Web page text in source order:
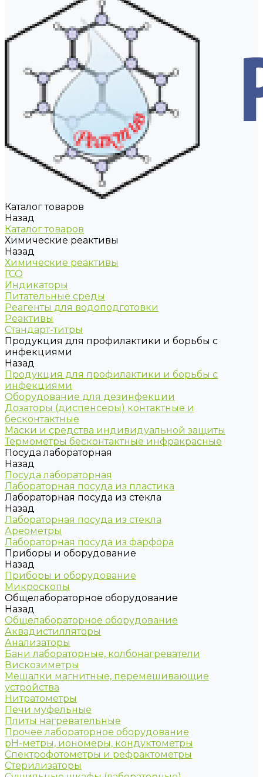
Каталог товаров
Назад
Каталог товаров
Химические реактивы
Назад
Химические реактивы
ГСО
Индикаторы
Питательные среды
Реагенты для водоподготовки
Реактивы
Стандарт-титры
Продукция для профилактики и борьбы с
инфекциями
Назад
Продукция для профилактики и борьбы с
инфекциями
Оборудование для дезинфекции
Дозаторы (диспенсеры) контактные и
бесконтактные
Маски и средства индивидуальной защиты
Термометры бесконтактные инфракрасные
Посуда лабораторная
Назад
Посуда лабораторная
Лабораторная посуда из пластика
Лабораторная посуда из стекла
Назад
Лабораторная посуда из стекла
Ареометры
Лабораторная посуда из фарфора
Приборы и оборудование
Назад
Приборы и оборудование
Микроскопы
Общелабораторное оборудование
Назад
Общелабораторное оборудование
Аквадистилляторы
Анализаторы
Бани лабораторные, колбонагреватели
Вискозиметры
Мешалки магнитные, перемешивающие
устройства
Нитратометры
Печи муфельные
Плиты нагревательные
Прочее лабораторное оборудование
рН-метры, иономеры, кондуктометры
Спектрофотометры и рефрактометры
Стерилизаторы